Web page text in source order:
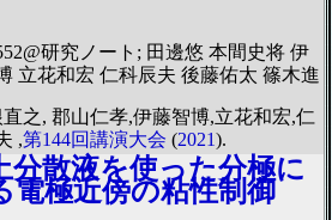
研究ノート; 田邊悠 本間史将 伊
立花和宏 仁科辰夫 後藤佑太 篠木進
直之, 郡山仁孝,伊藤智博,立花和宏,仁
,第144回講演大会 (2021).
分散液を使った分極に
電極近傍の粘性制御